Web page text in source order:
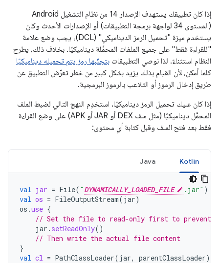
إذا كان تطبيقك يستهدف الإصدار 14 من نظام التشغيل Android
(المستوى 34 لواجهة برمجة التطبيقات) أو الإصدارات الأحدث وكان
يستخدم ميزة "تحميل الرمز الديناميكي" (DCL)، يجب وضع علامة
"للقراءة فقط" على جميع الملفات المحمَّلة ديناميكيًا. بخلاف ذلك، يطرح
النظام استثناءً. لذا نوصي التطبيقات بتجنّبها رمز يتم تحميله ديناميكيًا
كلما أمكن، لأن القيام بذلك يزيد بشكل كبير من خطر تعرّض التطبيق عن
طريق إدخال الرموز أو التلاعب بالرموز البرمجية.
إذا كان عليك تحميل الرمز ديناميكيًا، استخدِم النهج التالي لضبط الملف
المحمَّل ديناميكيًا (مثل ملف DEX أو JAR أو APK) على وضع القراءة
فقط بعد فتح الملف وقبل كتابة أي محتوى:
Kotlin
Java
val jar = File( " DYNAMICALLY_LOADED_FILE .jar" )
val os = FileOutputStream( jar)
os .use {
// Set the file to read-only first to prevent
jar . setReadOnly()
// Then write the actual file content
}
val cl = PathClassLoader( jar, parentClassLoader)